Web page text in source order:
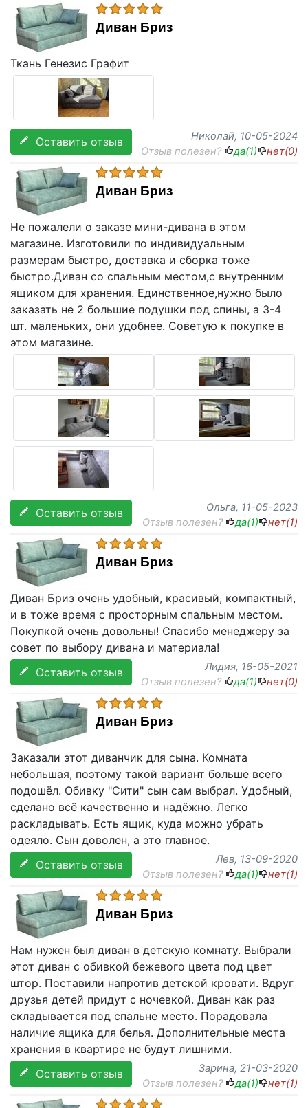
Диван Бриз
Ткань Генезис Графит
Оставить отзыв Николай, 10-05-2024
Отзыв полезен?
да(1) нет(0)
Диван Бриз
Не пожалели о заказе мини-дивана в этом
магазине. Изготовили по индивидуальным
размерам быстро, доставка и сборка тоже
быстро.Диван со спальным местом,с внутренним
ящиком для хранения. Единственное,нужно было
заказать не 2 большие подушки под спины, а 3-4
шт. маленьких, они удобнее. Советую к покупке в
этом магазине.
Оставить отзыв Ольга, 11-05-2023
Отзыв полезен?
да(1) нет(1)
Диван Бриз
Диван Бриз очень удобный, красивый, компактный,
и в тоже время с просторным спальным местом.
Покупкой очень довольны! Спасибо менеджеру за
совет по выбору дивана и материала!
Оставить отзыв
Лидия, 16-05-2021
Отзыв полезен?
да(1) нет(0)
Диван Бриз
Заказали этот диванчик для сына. Комната
небольшая, поэтому такой вариант больше всего
подошёл. Обивку "Сити" сын сам выбрал. Удобный,
сделано всё качественно и надёжно. Легко
раскладывать. Есть ящик, куда можно убрать
одеяло. Сын доволен, а это главное.
Оставить отзыв
Лев, 13-09-2020
Отзыв полезен?
да(1) нет(1)
Диван Бриз
Нам нужен был диван в детскую комнату. Выбрали
этот диван с обивкой бежевого цвета под цвет
штор. Поставили напротив детской кровати. Вдруг
друзья детей придут с ночевкой. Диван как раз
складывается под спальне место. Порадовала
наличие ящика для белья. Дополнительные места
хранения в квартире не будут лишними.
Оставить отзыв
Зарина, 21-03-2020
Отзыв полезен?
да(1) нет(1)